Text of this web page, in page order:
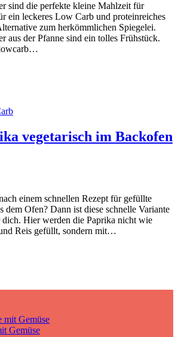
sind die perfekte kleine Mahlzeit für
ein leckeres Low Carb und proteinreiches
zum herkömmlichen Spiegelei.
aus der Pfanne sind ein tolles Frühstück.
vegetarisch im Backofen
einem schnellen Rezept für gefüllte
dem Ofen? Dann ist diese schnelle Variante
dich. Hier werden die Paprika nicht wie
Reis gefüllt, sondern mit…
Gemüse